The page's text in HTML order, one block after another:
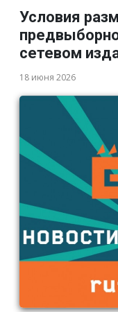
Условия
сетевом
18 июня 2026